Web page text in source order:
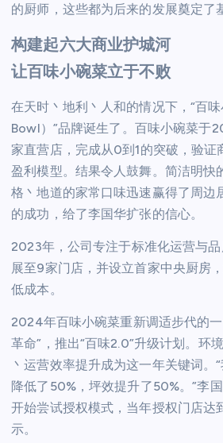
的厨师，这些都为后来的发展奠定了
构建起六大商业护城河
让百味小碗菜立于不败
在天时丶地利丶人和的情况下，“百
Bowl）”品牌诞生了。百味小碗菜于
家直营店，完成从0到1的突破，验证
盈利模型。结果令人鼓舞。简洁明快
格丶地道的家常口味迅速赢得了周边
的成功，给了李国华扩张的信心。
2023年，公司专注于标准化运营与
展至9家门店，并设立首家中央厨房
低成本。
2024年百味小碗菜重新调适步代的
革命”，推出“百味2.0”升级计划。环
丶运营效率提升成为这一年关键词。
降低了50%，坪效提升了50%。”李
开始尝试授权模式，当年授权门店达
示。